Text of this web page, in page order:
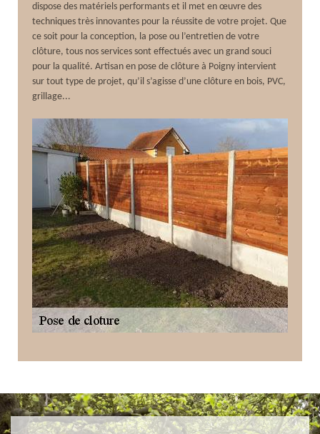
dispose des matériels performants et il met en œuvre des
techniques très innovantes pour la réussite de votre projet. Que
ce soit pour la conception, la pose ou l’entretien de votre
clôture, tous nos services sont effectués avec un grand souci
pour la qualité. Artisan en pose de clôture à Poigny intervient
sur tout type de projet, qu’il s’agisse d’une clôture en bois, PVC,
grillage...